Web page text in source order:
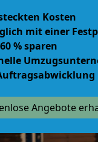
Kosten
mit einer
% sparen
Angebote